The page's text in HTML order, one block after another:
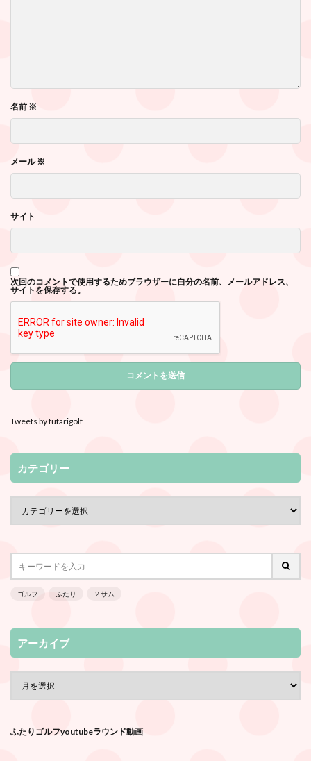
名前 ※
メール※
サイト
次回のコメントで使用するためブラウザーに自分の名前、メールアドレス、
サイトを保存する。
Tweets by futarigolf
カテゴリー
ゴルフ ふたり ２サム
アーカイブ
ふたりゴルフyoutubeラウンド動画